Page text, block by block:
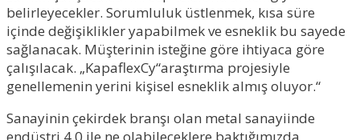
belirleyecekler. Sorumluluk üstlenmek, kısa süre
içinde değişiklikler yapabilmek ve esneklik bu sayede
sağlanacak. Müşterinin isteğine göre ihtiyaca göre
çalışılacak. „KapaflexCy“araştırma projesiyle
genellemenin yerini kişisel esneklik almış oluyor.“
Sanayinin çekirdek branşı olan metal sanayiinde